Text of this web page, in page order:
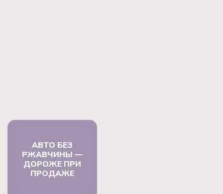
АВТО БЕЗ
РЖАВЧИНЫ —
ДОРОЖЕ ПРИ
ПРОДАЖЕ